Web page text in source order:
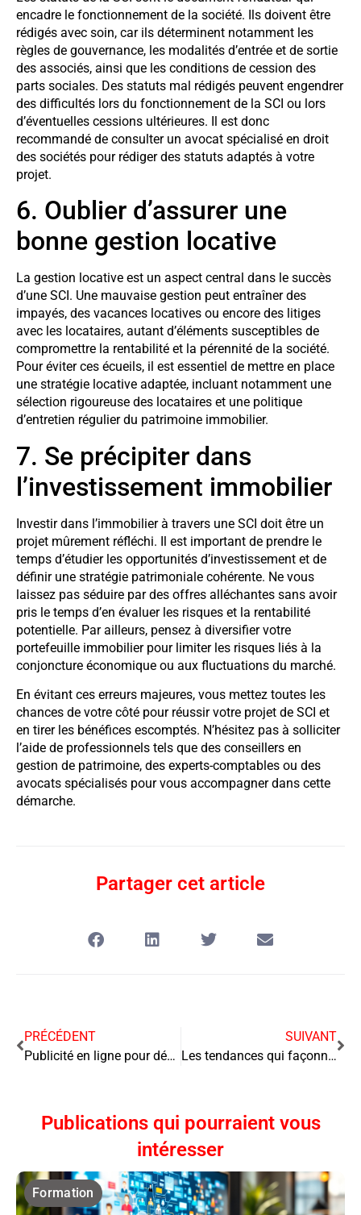
encadre le fonctionnement de la société. Ils doivent être
rédigés avec soin, car ils déterminent notamment les
règles de gouvernance, les modalités d’entrée et de sortie
des associés, ainsi que les conditions de cession des
parts sociales. Des statuts mal rédigés peuvent engendrer
des difficultés lors du fonctionnement de la SCI ou lors
d’éventuelles cessions ultérieures. Il est donc
recommandé de consulter un avocat spécialisé en droit
des sociétés pour rédiger des statuts adaptés à votre
projet.
6. Oublier d’assurer une
bonne gestion locative
La gestion locative est un aspect central dans le succès
d’une SCI. Une mauvaise gestion peut entraîner des
impayés, des vacances locatives ou encore des litiges
avec les locataires, autant d’éléments susceptibles de
compromettre la rentabilité et la pérennité de la société.
Pour éviter ces écueils, il est essentiel de mettre en place
une stratégie locative adaptée, incluant notamment une
sélection rigoureuse des locataires et une politique
d’entretien régulier du patrimoine immobilier.
7. Se précipiter dans
l’investissement immobilier
Investir dans l’immobilier à travers une SCI doit être un
projet mûrement réfléchi. Il est important de prendre le
temps d’étudier les opportunités d’investissement et de
définir une stratégie patrimoniale cohérente. Ne vous
laissez pas séduire par des offres alléchantes sans avoir
pris le temps d’en évaluer les risques et la rentabilité
potentielle. Par ailleurs, pensez à diversifier votre
portefeuille immobilier pour limiter les risques liés à la
conjoncture économique ou aux fluctuations du marché.
En évitant ces erreurs majeures, vous mettez toutes les
chances de votre côté pour réussir votre projet de SCI et
en tirer les bénéfices escomptés. N’hésitez pas à solliciter
l’aide de professionnels tels que des conseillers en
gestion de patrimoine, des experts-comptables ou des
avocats spécialisés pour vous accompagner dans cette
démarche.
Partager cet article
PRÉCÉDENT
Publicité en ligne pour développer votre PME : un levier puissant et accessible
SUIVANT
Les tendances qui façonnent la logistique des courses en ligne : comment les acteurs du e-commerce s’adaptent-ils ?
Publications qui pourraient vous
intéresser
Formation